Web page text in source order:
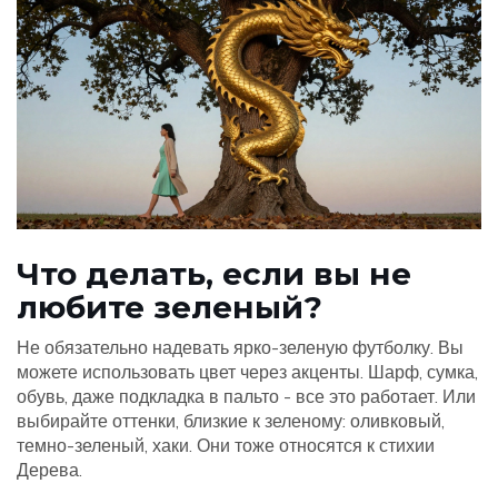
Что делать, если вы не
любите зеленый?
Не обязательно надевать ярко-зеленую футболку. Вы
можете использовать цвет через акценты. Шарф, сумка,
обувь, даже подкладка в пальто - все это работает. Или
выбирайте оттенки, близкие к зеленому: оливковый,
темно-зеленый, хаки. Они тоже относятся к стихии
Дерева.